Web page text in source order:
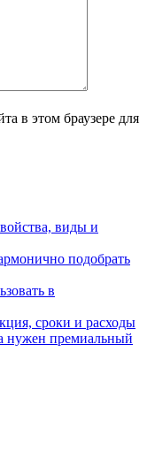
в этом браузере для
виды и
подобрать
в
сроки и расходы
нужен премиальный